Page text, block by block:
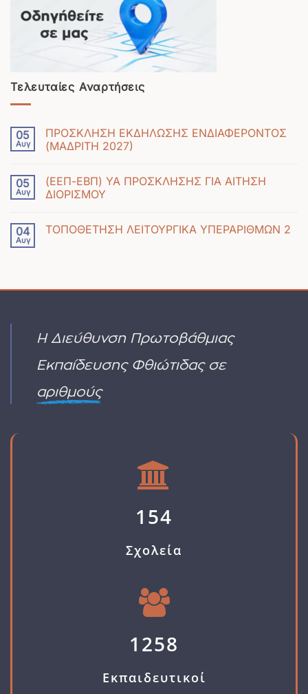
Τελευταίες Αναρτήσεις
05
Αυγ
ΠΡΟΣΚΛΗΣΗ ΕΚΔΗΛΩΣΗΣ ΕΝΔΙΑΦΕΡΟΝΤΟΣ
(ΜΑΔΡΙΤΗ 2027)
υπάρχουν
σχόλια
στο
ΕΚΔΗΛΩΣΗΣ
05
Αυγ
(ΕΕΠ-ΕΒΠ) ΥΑ ΠΡΟΣΚΛΗΣΗΣ ΓΙΑ ΑΙΤΗΣΗ
ΔΙΟΡΙΣΜΟΥ
υπάρχουν
σχόλια
ΥΑ
ΔΙΟΡΙΣΜΟΥ
04
Αυγ
ΤΟΠΟΘΕΤΗΣΗ ΛΕΙΤΟΥΡΓΙΚΑ ΥΠΕΡΑΡΙΘΜΩΝ 2
2
Η Διεύθυνση Πρωτοβάθμιας
Εκπαίδευσης Φθιώτιδας σε
αριθμούς
154
Σχολεία
1258
Εκπαιδευτικοί